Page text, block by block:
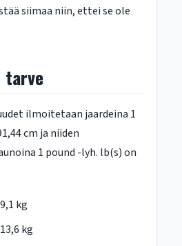
siimaa niin, ettei se ole
tarve
ilmoitetaan jaardeina 1
cm ja niiden
1 pound -lyh. lb(s) on
kg
kg